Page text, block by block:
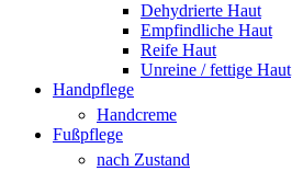
Dehydrierte Haut
Empfindliche Haut
Reife Haut
Unreine / fettige Haut
Handpflege
Handcreme
Fußpflege
nach Zustand